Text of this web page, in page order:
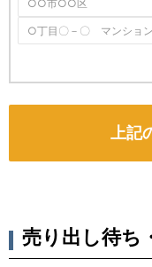
売り出し待ち